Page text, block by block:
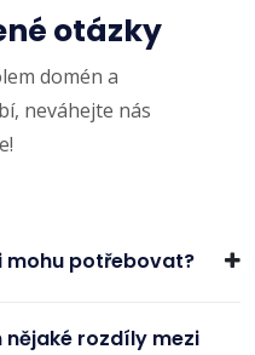
otázky
domén a
neváhejte nás
mohu potřebovat?
nějaké rozdíly mezi